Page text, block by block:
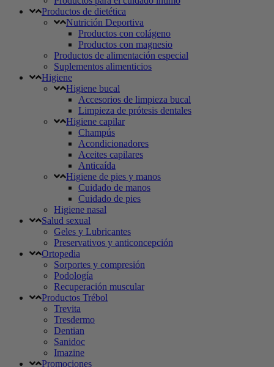
Productos de dietética
Nutrición Deportiva
Productos con colágeno
Productos con magnesio
Productos de alimentación especial
Suplementos alimenticios
Higiene
Higiene bucal
Accesorios de limpieza bucal
Limpieza de prótesis dentales
Higiene capilar
Champús
Acondicionadores
Aceites capilares
Anticaída
Higiene de pies y manos
Cuidado de manos
Cuidado de pies
Higiene nasal
Salud sexual
Geles y Lubricantes
Preservativos y anticoncepción
Ortopedia
Sorportes y compresión
Podología
Recuperación muscular
Productos Trébol
Trevita
Tresdermo
Dentian
Sanidoc
Imazine
Promociones